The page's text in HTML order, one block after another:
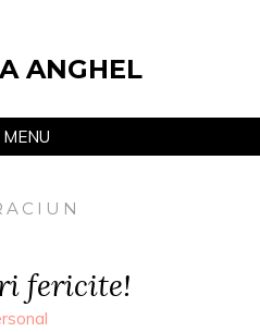
ANGHEL
MENU
fericite!